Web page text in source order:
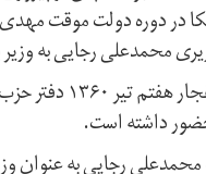
دوره دولت موقت مهدی
محمدعلی رجایی به
از او به عنوان
داشته است.